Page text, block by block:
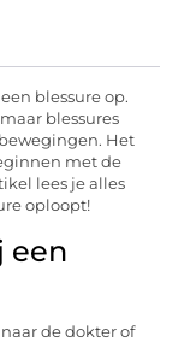
blessure op.
blessures
Het
met de
lees je alles
oploopt!
een
de dokter of